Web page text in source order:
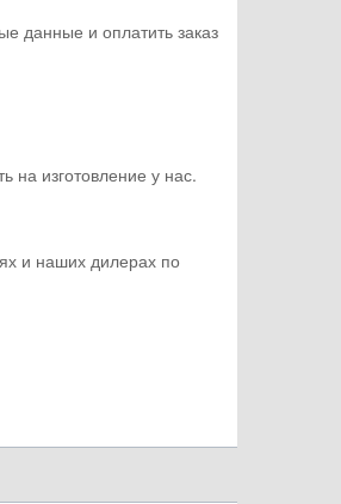
данные и оплатить заказ
на изготовление у нас.
и наших дилерах по